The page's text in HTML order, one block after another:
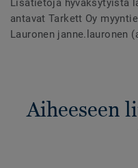
Lisätietoja hyväksytyistä
antavat Tarkett Oy
Lauronen janne.lauronen
Aiheeseen